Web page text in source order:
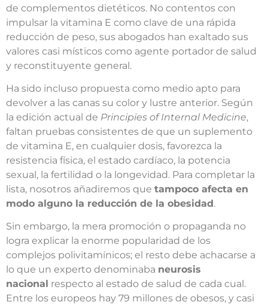
de complementos dietéticos. No contentos con
impulsar la vitamina E como clave de una rápida
reducción de peso, sus abogados han exaltado sus
valores casi místicos como agente portador de salud
y reconstituyente general.
Ha sido incluso propuesta como medio apto para
devolver a las canas su color y lustre anterior. Según
la edición actual de Principies of Internal Medicine,
faltan pruebas consistentes de que un suplemento
de vitamina E, en cualquier dosis, favorezca la
resistencia física, el estado cardíaco, la potencia
sexual, la fertilidad o la longevidad. Para completar la
lista, nosotros añadiremos que tampoco afecta en
modo alguno la reducción de la obesidad.
Sin embargo, la mera promoción o propaganda no
logra explicar la enorme popularidad de los
complejos polivitamínicos; el resto debe achacarse a
lo que un experto denominaba neurosis
nacional respecto al estado de salud de cada cual.
Entre los europeos hay 79 millones de obesos, y casi